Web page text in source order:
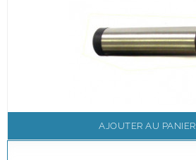
AJOUTER AU PANIER